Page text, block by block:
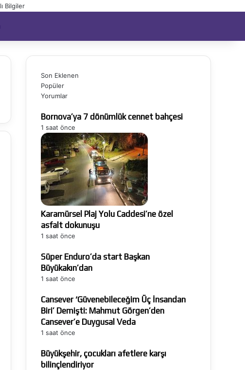
Son Eklenen
Popüler
Yorumlar
Bornova’ya 7 dönümlük cennet bahçesi
1 saat önce
Karamürsel Plaj Yolu Caddesi’ne özel
asfalt dokunuşu
1 saat önce
Süper Enduro’da start Başkan
Büyükakın’dan
1 saat önce
Cansever ‘Güvenebileceğim Üç İnsandan
Biri’ Demişti: Mahmut Görgen’den
Cansever’e Duygusal Veda
1 saat önce
Büyükşehir, çocukları afetlere karşı
bilinçlendiriyor